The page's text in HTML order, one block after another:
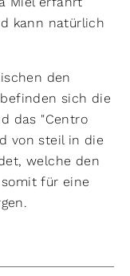
kann natürlich
den
sich die
das "Centro
von steil in die
welche den
für eine